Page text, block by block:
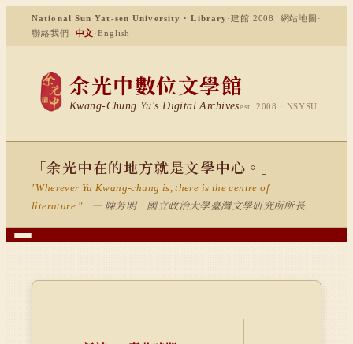
National Sun Yat-sen University · Library ·建館 2008 網站地圖 ·
聯絡我們
中文·English
余光中數位文學館
Kwang-Chung Yu's Digital Archivesest. 2008 · NSYSU
「余光中在的地方就是文學中心。」
"Wherever Yu Kwang-chung is, there is the centre of
literature."
— 陳芳明 國立政治大學臺灣文學研究所所長